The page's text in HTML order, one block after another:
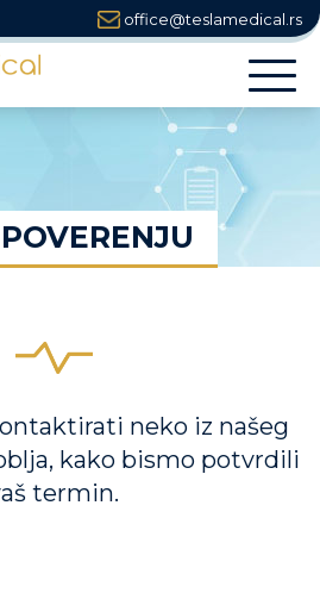
office@teslamedical.rs
neko iz našeg
kako bismo potvrdili
termin.